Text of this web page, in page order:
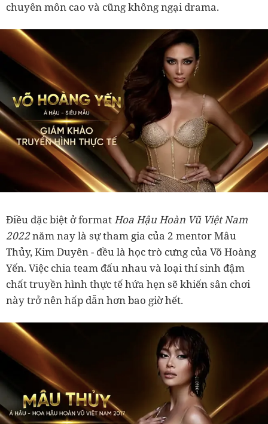
chuyên môn cao và cũng không ngại drama.
Điều đặc biệt ở formatHoa Hậu Hoàn Vũ Việt Nam
2022năm nay là sự tham gia của 2 mentor Mâu
Thủy, Kim Duyên - đều là học trò cưng của Võ Hoàng
Yến. Việc chia team đấu nhau và loại thí sinh đậm
chất truyền hình thực tế hứa hẹn sẽ khiến sân chơi
này trở nên hấp dẫn hơn bao giờ hết.